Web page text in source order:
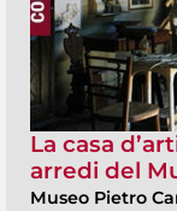
La casa
arredi del
Museo Pietro